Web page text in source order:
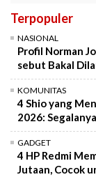
Terpopuler
NASIONAL
Profil Norman
sebut Bakal
KOMUNITAS
4 Shio yang
2026:
GADGET
4 HP Redmi
Jutaan, Cocok